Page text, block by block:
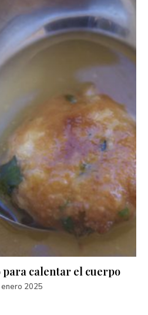
calentar el cuerpo
2025